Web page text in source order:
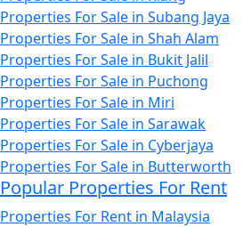
Properties For Sale in Subang Jaya
Properties For Sale in Shah Alam
Properties For Sale in Bukit Jalil
Properties For Sale in Puchong
Properties For Sale in Miri
Properties For Sale in Sarawak
Properties For Sale in Cyberjaya
Properties For Sale in Butterworth
Popular Properties For Rent
Properties For Rent in Malaysia